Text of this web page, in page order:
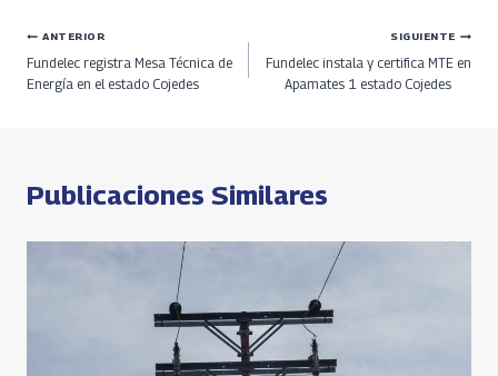
b
o
o
a
ds
a
m
s
Li e
Navegación
de
ANTERIOR
Fundelec registra Mesa Técnica de
Energía en el estado Cojedes
SIGUIENTE
Fundelec instala y certifica MTE en
Apamates 1 estado Cojedes
Publicaciones Similares